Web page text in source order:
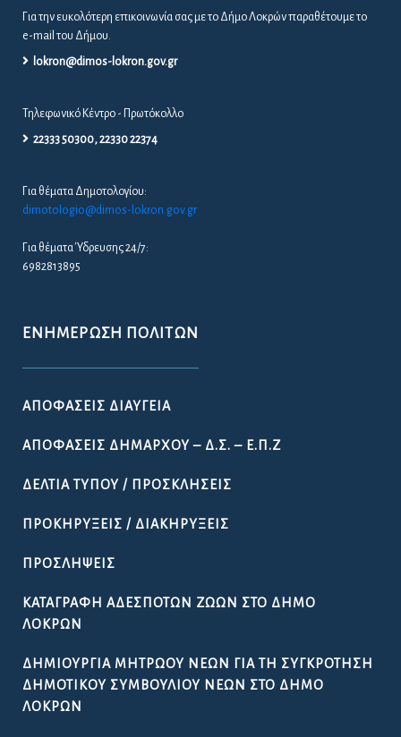
Για την ευκολότερη επικοινωνία σας με το Δήμο Λοκρών παραθέτουμε το
e-mail του Δήμου.
lokron@dimos-lokron.gov.gr
Τηλεφωνικό Κέντρο - Πρωτόκολλο
22333 50300, 22330 22374
Για θέματα Δημοτολογίου:
dimotologio@dimos-lokron.gov.gr
Για θέματα Ύδρευσης 24/7:
6982813895
ΕΝΗΜΈΡΩΣΗ ΠΟΛΙΤΏΝ
ΑΠΟΦΆΣΕΙΣ ΔΙΑΎΓΕΙΑ
ΑΠΟΦΆΣΕΙΣ ΔΗΜΆΡΧΟΥ – Δ.Σ. – Ε.Π.Ζ
ΔΕΛΤΊΑ ΤΎΠΟΥ / ΠΡΟΣΚΛΉΣΕΙΣ
ΠΡΟΚΗΡΎΞΕΙΣ / ΔΙΑΚΗΡΎΞΕΙΣ
ΠΡΟΣΛΉΨΕΙΣ
ΚΑΤΑΓΡΑΦΉ ΑΔΈΣΠΟΤΩΝ ΖΏΩΝ ΣΤΟ ΔΉΜΟ
ΛΟΚΡΏΝ
ΔΗΜΙΟΥΡΓΊΑ ΜΗΤΡΏΟΥ ΝΈΩΝ ΓΙΑ ΤΗ ΣΥΓΚΡΌΤΗΣΗ
ΔΗΜΟΤΙΚΟΎ ΣΥΜΒΟΥΛΊΟΥ ΝΈΩΝ ΣΤΟ ΔΉΜΟ
ΛΟΚΡΏΝ